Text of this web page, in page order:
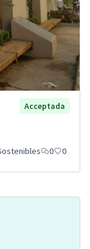
Acceptada
0 0